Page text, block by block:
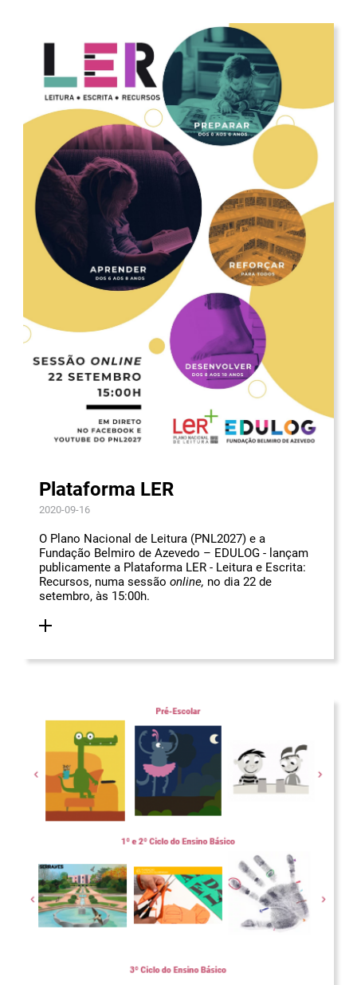
Plataforma LER
2020-09-16
O Plano Nacional de Leitura (PNL2027) e a
Fundação Belmiro de Azevedo – EDULOG - lançam
publicamente a Plataforma LER - Leitura e Escrita:
Recursos, numa sessão online, no dia 22 de
setembro, às 15:00h.